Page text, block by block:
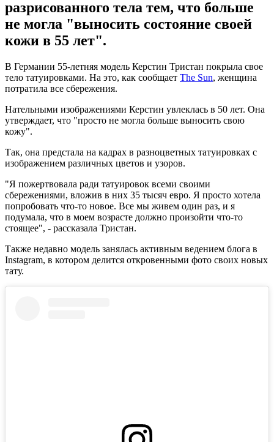
разрисованного тела тем, что больше
не могла "выносить состояние своей
кожи в 55 лет".
В Германии 55-летняя модель Керстин Тристан покрыла свое
тело татуировками. На это, как сообщает The Sun, женщина
потратила все сбережения.
Нательными изображениями Керстин увлеклась в 50 лет. Она
утверждает, что "просто не могла больше выносить свою
кожу".
Так, она предстала на кадрах в разноцветных татуировках с
изображением различных цветов и узоров.
"Я пожертвовала ради татуировок всеми своими
сбережениями, вложив в них 35 тысяч евро. Я просто хотела
попробовать что-то новое. Все мы живем один раз, и я
подумала, что в моем возрасте должно произойти что-то
стоящее", - рассказала Тристан.
Также недавно модель занялась активным ведением блога в
Instagram, в котором делится откровенными фото своих новых
тату.